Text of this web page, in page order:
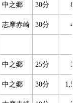
中之郷 30分
志摩赤崎 30分
中之郷 25分
中之郷 30分